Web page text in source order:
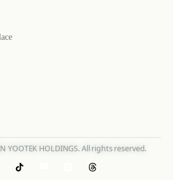
YOOTEK HOLDINGS. All rights reserved.